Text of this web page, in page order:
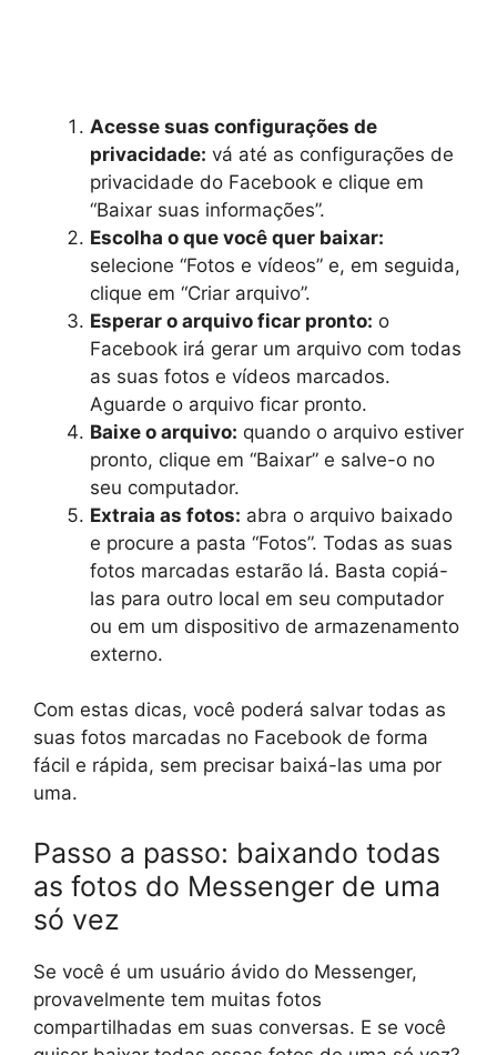
Acesse suas configurações de
privacidade: vá até as configurações de
privacidade do Facebook e clique em
“Baixar suas informações”.
Escolha o que você quer baixar:
selecione “Fotos e vídeos” e, em seguida,
clique em “Criar arquivo”.
Esperar o arquivo ficar pronto: o
Facebook irá gerar um arquivo com todas
as suas fotos e vídeos marcados.
Aguarde o arquivo ficar pronto.
Baixe o arquivo: quando o arquivo estiver
pronto, clique em “Baixar” e salve-o no
seu computador.
Extraia as fotos: abra o arquivo baixado
e procure a pasta “Fotos”. Todas as suas
fotos marcadas estarão lá. Basta copiá-
las para outro local em seu computador
ou em um dispositivo de armazenamento
externo.
Com estas dicas, você poderá salvar todas as
suas fotos marcadas no Facebook de forma
fácil e rápida, sem precisar baixá-las uma por
uma.
Passo a passo: baixando todas
as fotos do Messenger de uma
só vez
Se você é um usuário ávido do Messenger,
provavelmente tem muitas fotos
compartilhadas em suas conversas. E se você